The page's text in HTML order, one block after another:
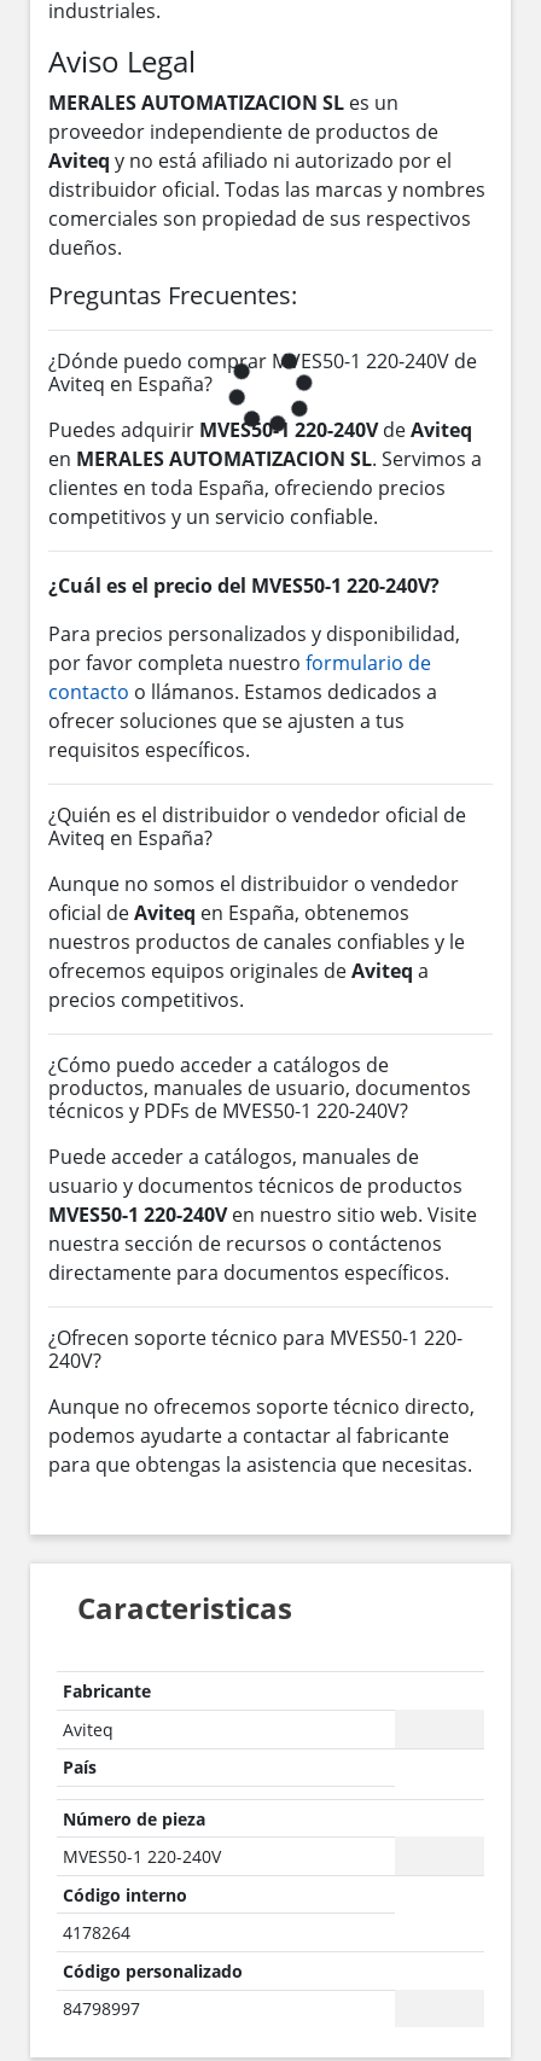
industriales.
Aviso Legal
MERALES AUTOMATIZACION SL es un
proveedor independiente de productos de
Aviteq y no está afiliado ni autorizado por el
distribuidor oficial. Todas las marcas y nombres
comerciales son propiedad de sus respectivos
dueños.
Preguntas Frecuentes:
¿Dónde puedo comprar MVES50-1 220-240V de
Aviteq en España?
Puedes adquirir MVES50-1 220-240VdeAviteq
en MERALES AUTOMATIZACION SL. Servimos a
clientes en toda España, ofreciendo precios
competitivos y un servicio confiable.
¿Cuál es el precio del MVES50-1 220-240V?
Para precios personalizados y disponibilidad,
por favor completa nuestro formulario de
contacto o llámanos. Estamos dedicados a
ofrecer soluciones que se ajusten a tus
requisitos específicos.
¿Quién es el distribuidor o vendedor oficial de
Aviteq en España?
Aunque no somos el distribuidor o vendedor
oficial deAviteq en España, obtenemos
nuestros productos de canales confiables y le
ofrecemos equipos originales deAviteq a
precios competitivos.
¿Cómo puedo acceder a catálogos de
productos, manuales de usuario, documentos
técnicos y PDFs de MVES50-1 220-240V?
Puede acceder a catálogos, manuales de
usuario y documentos técnicos de productos
MVES50-1 220-240Ven nuestro sitio web. Visite
nuestra sección de recursos o contáctenos
directamente para documentos específicos.
¿Ofrecen soporte técnico para MVES50-1 220-
240V?
Aunque no ofrecemos soporte técnico directo,
podemos ayudarte a contactar al fabricante
para que obtengas la asistencia que necesitas.
Caracteristicas
Fabricante
Aviteq
País
Número de pieza
MVES50-1 220-240V
Código interno
4178264
Código personalizado
84798997